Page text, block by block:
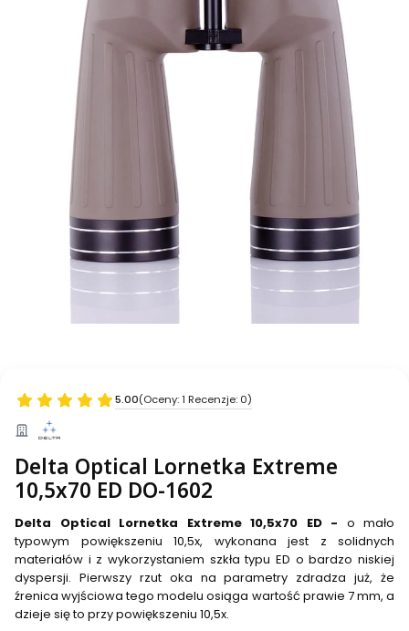
5.00(Oceny: 1 Recenzje: 0)
Delta Optical Lornetka Extreme
10,5x70 ED DO-1602
Delta Optical Lornetka Extreme 10,5x70 ED - o mało
typowym powiększeniu 10,5x, wykonana jest z solidnych
materiałów i z wykorzystaniem szkła typu ED o bardzo niskiej
dyspersji. Pierwszy rzut oka na parametry zdradza już, że
źrenica wyjściowa tego modelu osiąga wartość prawie 7 mm, a
dzieje się to przy powiększeniu 10,5x.